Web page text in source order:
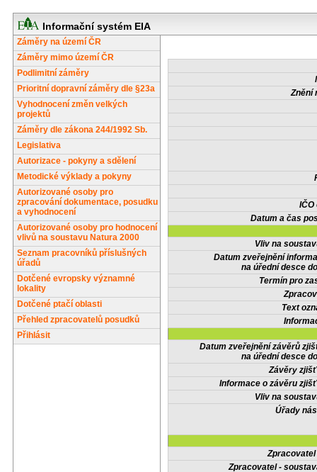
Informační systém EIA
Záměry na území ČR
Záměry mimo území ČR
Podlimitní záměry
Prioritní dopravní záměry dle §23a
Vyhodnocení změn velkých
projektů
Záměry dle zákona 244/1992 Sb.
Legislativa
Autorizace - pokyny a sdělení
Metodické výklady a pokyny
Autorizované osoby pro
zpracování dokumentace, posudku
a vyhodnocení
Autorizované osoby pro hodnocení
vlivů na soustavu Natura 2000
Seznam pracovníků příslušných
úřadů
Dotčené evropsky významné
lokality
Dotčené ptačí oblasti
Přehled zpracovatelů posudků
Přihlásit
Znění
IČO
Datum a čas
Vliv na
Datum zveřejnění
na úřední desce
Termín pro
Text
Datum zveřejnění závěrů
na úřední desce
Závěry
Informace o závěru
Vliv na
Úřady
Zpracovatel -